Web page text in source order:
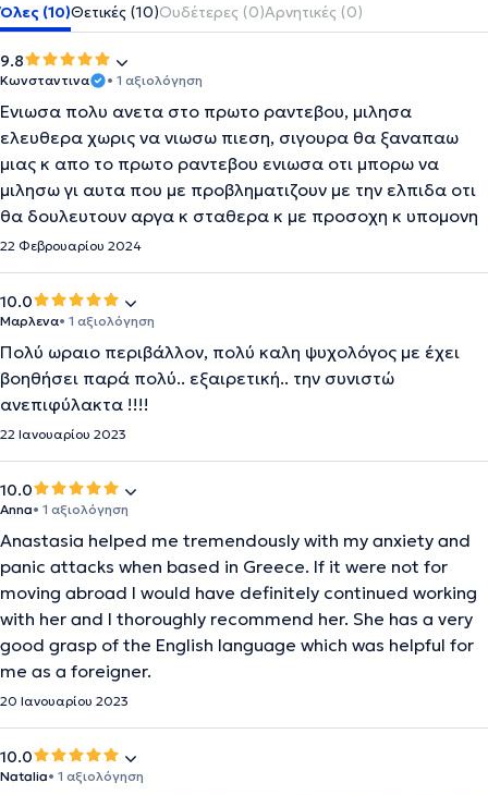
Όλες (10)Θετικές (10)Ουδέτερες (0)Αρνητικές (0)
9.8
Κωνσταντινα • 1 αξιολόγηση
Ενιωσα πολυ ανετα στο πρωτο ραντεβου, μιλησα
ελευθερα χωρις να νιωσω πιεση, σιγουρα θα ξαναπαω
μιας κ απο το πρωτο ραντεβου ενιωσα οτι μπορω να
μιλησω γι αυτα που με προβληματιζουν με την ελπιδα οτι
θα δουλευτουν αργα κ σταθερα κ με προσοχη κ υπομονη
22 Φεβρουαρίου 2024
10.0
Μαρλενα• 1 αξιολόγηση
Πολύ ωραιο περιβάλλον, πολύ καλη ψυχολόγος με έχει
βοηθήσει παρά πολύ.. εξαιρετική.. την συνιστώ
ανεπιφύλακτα !!!!
22 Ιανουαρίου 2023
10.0
Anna• 1 αξιολόγηση
Anastasia helped me tremendously with my anxiety and
panic attacks when based in Greece. If it were not for
moving abroad I would have definitely continued working
with her and I thoroughly recommend her. She has a very
good grasp of the English language which was helpful for
me as a foreigner.
20 Ιανουαρίου 2023
10.0
Natalia• 1 αξιολόγηση